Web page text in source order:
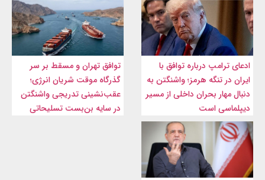
ادعای ترامپ درباره توافق با
ایران در تنگه هرمز؛ واشنگتن به
دنبال مهار بحران داخلی از مسیر
دیپلماسی است
توافق تهران و مسقط بر سر
گذرگاه موقت شریان انرژی؛
عقب‌نشینی تدریجی واشنگتن
در سایه بن‌بست تسلیحاتی